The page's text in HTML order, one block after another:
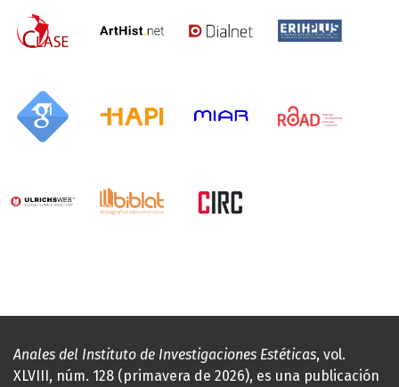
Anales del Instituto de Investigaciones Estéticas, vol.
XLVIII, núm. 128 (primavera de 2026), es una publicación